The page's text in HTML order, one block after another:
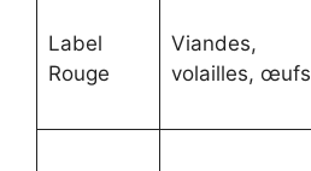
Label
Rouge
Viandes,
volailles, œufs